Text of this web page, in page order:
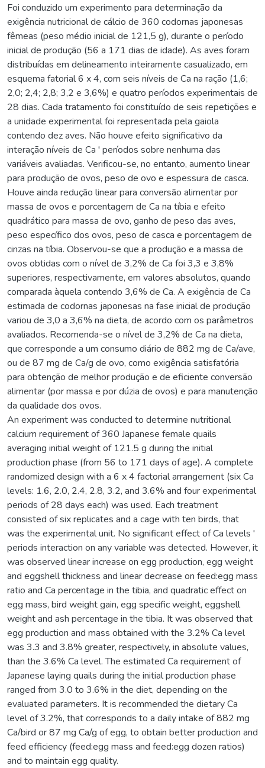
Foi conduzido um experimento para determinação da
exigência nutricional de cálcio de 360 codornas japonesas
fêmeas (peso médio inicial de 121,5 g), durante o período
inicial de produção (56 a 171 dias de idade). As aves foram
distribuídas em delineamento inteiramente casualizado, em
esquema fatorial 6 x 4, com seis níveis de Ca na ração (1,6;
2,0; 2,4; 2,8; 3,2 e 3,6%) e quatro períodos experimentais de
28 dias. Cada tratamento foi constituído de seis repetições e
a unidade experimental foi representada pela gaiola
contendo dez aves. Não houve efeito significativo da
interação níveis de Ca ' períodos sobre nenhuma das
variáveis avaliadas. Verificou-se, no entanto, aumento linear
para produção de ovos, peso de ovo e espessura de casca.
Houve ainda redução linear para conversão alimentar por
massa de ovos e porcentagem de Ca na tíbia e efeito
quadrático para massa de ovo, ganho de peso das aves,
peso específico dos ovos, peso de casca e porcentagem de
cinzas na tíbia. Observou-se que a produção e a massa de
ovos obtidas com o nível de 3,2% de Ca foi 3,3 e 3,8%
superiores, respectivamente, em valores absolutos, quando
comparada àquela contendo 3,6% de Ca. A exigência de Ca
estimada de codornas japonesas na fase inicial de produção
variou de 3,0 a 3,6% na dieta, de acordo com os parâmetros
avaliados. Recomenda-se o nível de 3,2% de Ca na dieta,
que corresponde a um consumo diário de 882 mg de Ca/ave,
ou de 87 mg de Ca/g de ovo, como exigência satisfatória
para obtenção de melhor produção e de eficiente conversão
alimentar (por massa e por dúzia de ovos) e para manutenção
da qualidade dos ovos.
An experiment was conducted to determine nutritional
calcium requirement of 360 Japanese female quails
averaging initial weight of 121.5 g during the initial
production phase (from 56 to 171 days of age). A complete
randomized design with a 6 x 4 factorial arrangement (six Ca
levels: 1.6, 2.0, 2.4, 2.8, 3.2, and 3.6% and four experimental
periods of 28 days each) was used. Each treatment
consisted of six replicates and a cage with ten birds, that
was the experimental unit. No significant effect of Ca levels '
periods interaction on any variable was detected. However, it
was observed linear increase on egg production, egg weight
and eggshell thickness and linear decrease on feed:egg mass
ratio and Ca percentage in the tibia, and quadratic effect on
egg mass, bird weight gain, egg specific weight, eggshell
weight and ash percentage in the tibia. It was observed that
egg production and mass obtained with the 3.2% Ca level
was 3.3 and 3.8% greater, respectively, in absolute values,
than the 3.6% Ca level. The estimated Ca requirement of
Japanese laying quails during the initial production phase
ranged from 3.0 to 3.6% in the diet, depending on the
evaluated parameters. It is recommended the dietary Ca
level of 3.2%, that corresponds to a daily intake of 882 mg
Ca/bird or 87 mg Ca/g of egg, to obtain better production and
feed efficiency (feed:egg mass and feed:egg dozen ratios)
and to maintain egg quality.